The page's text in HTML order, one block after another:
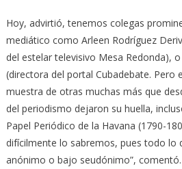
Hoy, advirtió, tenemos colegas
mediático como Arleen Rodríguez
del estelar televisivo Mesa Redonda),
(directora del portal Cubadebate. Pero
muestra de otras muchas más que
del periodismo dejaron su huella,
Papel Periódico de la Havana (1790-
difícilmente lo sabremos, pues todo lo
anónimo o bajo seudónimo”, comentó.